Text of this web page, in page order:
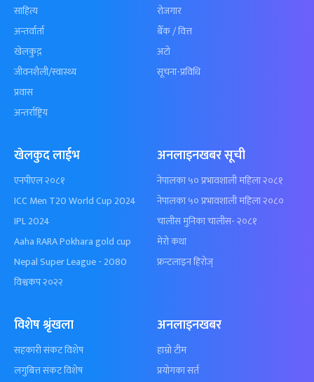
साहित्य
अन्तर्वार्ता
खेलकुद़़
जीवनशैली/स्वास्थ्य
प्रवास
अन्तर्राष्ट्रिय
रोजगार
बैँक / वित्त
अटो
सूचना-प्रविधि
खेलकुद लाईभ
एनपीएल २०८१
ICC Men T20 World Cup 2024
IPL 2024
Aaha RARA Pokhara gold cup
Nepal Super League - 2080
विश्वकप २०२२
अनलाइनखबर सूची
नेपालका ५० प्रभावशाली महिला २०८१
नेपालका ५० प्रभावशाली महिला २०८०
चालीस मुनिका चालीस- २०८१
मेरो कथा
फ्रन्टलाइन हिरोज्
विशेष श्रृंखला
सहकारी संकट विशेष
लगुबित्त संकट विशेष
अनलाइनखबर
हाम्रो टीम
प्रयोगका सर्त